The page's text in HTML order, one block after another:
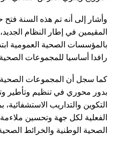
المقيمين في إطار النظام
رافدا أساسيا للمجموعات
كما سجل أن المجموعات الصحية
بدور محوري في تنظيم وتأطير
التكوين والتداريب
الفعلية لكل جهة وتحسين
الصحية الوطنية والخرائط